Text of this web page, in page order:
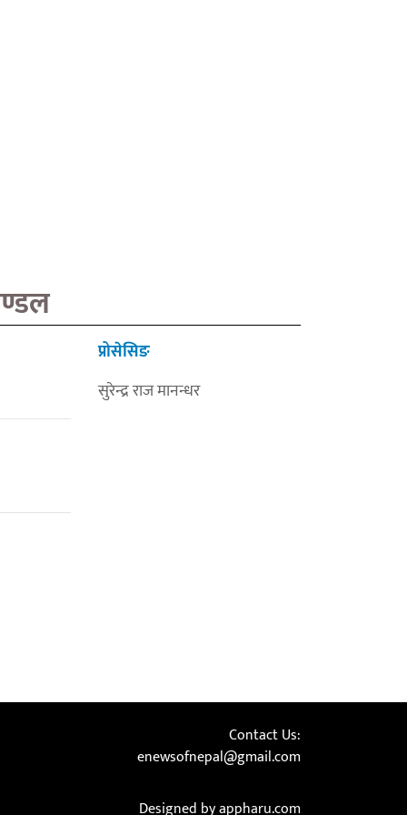
प्रोसेसिङ
सुरेन्द्र राज मानन्धर
Contact Us:
enewsofnepal@gmail.com
Designed by appharu.com